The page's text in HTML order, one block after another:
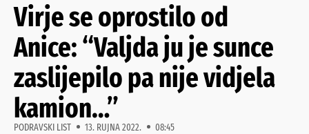
Virje se oprostilo od
Anice: “Valjda ju je sunce
zaslijepilo pa nije vidjela
kamion…”
PODRAVSKI LIST 13. RUJNA 2022. 08:45